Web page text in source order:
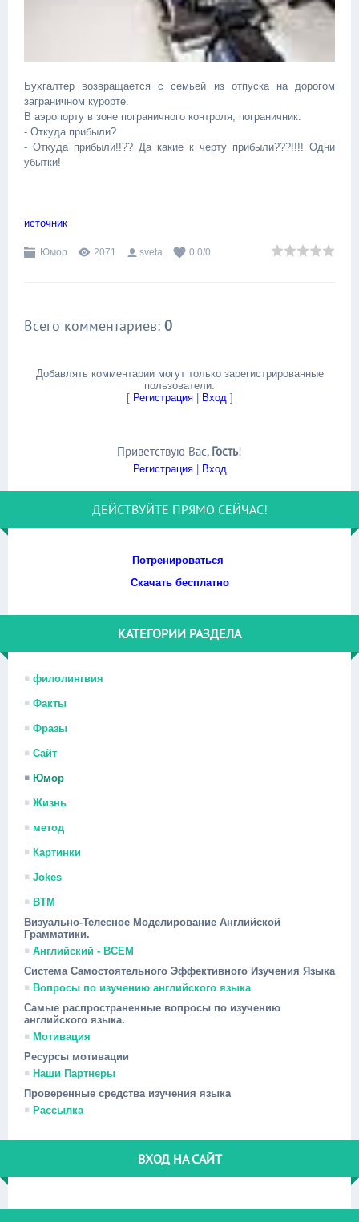
Бухгалтер возвращается с семьей из отпуска на дорогом
заграничном курорте.
В аэропорту в зоне пограничного контроля, пограничник:
- Откуда прибыли?
- Откуда прибыли!!?? Да какие к черту прибыли???!!!! Одни
убытки!
источник
Юмор 2071 sveta 0.0/0
Всего комментариев: 0
Добавлять комментарии могут только зарегистрированные
пользователи.
[ Регистрация| Вход]
Приветствую Вас, Гость!
Регистрация| Вход
ДЕЙСТВУЙТЕ ПРЯМО СЕЙЧАС!
Потренироваться
Скачать бесплатно
КАТЕГОРИИ РАЗДЕЛА
филолингвия
Факты
Фразы
Сайт
Юмор
Жизнь
метод
Картинки
Jokes
ВТМ
Визуально-Телесное Моделирование Английской
Грамматики.
Английский - ВСЕМ
Система Самостоятельного Эффективного Изучения Языка
Вопросы по изучению английского языка
Самые распространенные вопросы по изучению
английского языка.
Мотивация
Ресурсы мотивации
Наши Партнеры
Проверенные средства изучения языка
Рассылка
ВХОД НА САЙТ